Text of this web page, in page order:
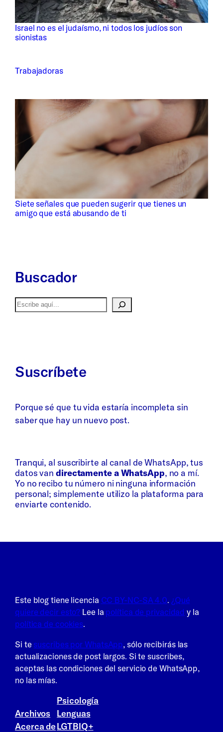
Israel no es el judaísmo, ni todos los judíos son
sionistas
Trabajadoras
Siete señales que pueden sugerir que tienes un
amigo que está abusando de ti
Buscador
Buscar
Suscríbete
Porque sé que tu vida estaría incompleta sin
saber que hay un nuevo post.
Tranqui, al suscribirte al canal de WhatsApp, tus
datos vandirectamente a WhatsApp, no a mí.
Yo no recibo tu número ni ninguna información
personal; simplemente utilizo la plataforma para
enviarte contenido.
Este blog tiene licencia CC BY-NC-SA 4.0. ¿Qué
quiere decir esto? Lee la política de privacidad y la
política de cookies.
Si te suscribes por WhatsApp, sólo recibirás las
actualizaciones de post largos. Si te suscribes,
aceptas las condiciones del servicio de WhatsApp,
no las mías.
Archivos
Acerca de
Psicología
Lenguas
LGTBIQ+